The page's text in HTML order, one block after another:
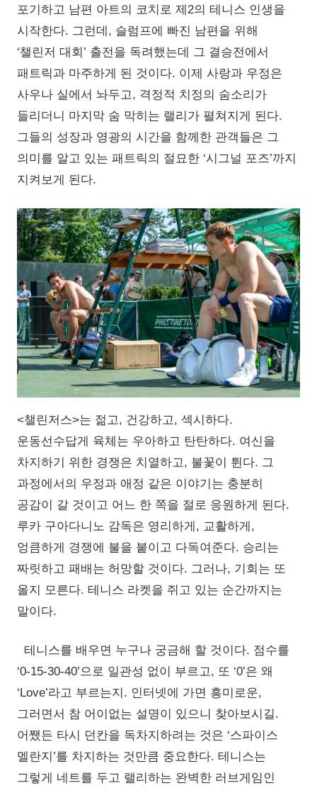
포기하고 남편 아트의 코치로 제2의 테니스 인생을
시작한다. 그런데, 슬럼프에 빠진 남편을 위해
‘챌린저 대회’ 출전을 독려했는데 그 결승전에서
패트릭과 마주하게 된 것이다. 이제 사랑과 우정은
사우나 실에서 놔두고, 격정적 치정의 숨소리가
들리더니 마지막 숨 막히는 랠리가 펼쳐지게 된다.
그들의 성장과 영광의 시간을 함께한 관객들은 그
의미를 알고 있는 패트릭의 절묘한 ‘시그널 포즈’까지
지켜보게 된다.
<챌린저스>는 젊고, 건강하고, 섹시하다.
운동선수답게 육체는 우아하고 탄탄하다. 여신을
차지하기 위한 경쟁은 치열하고, 불꽃이 튄다. 그
과정에서의 우정과 애정 같은 이야기는 충분히
공감이 갈 것이고 어느 한 쪽을 절로 응원하게 된다.
루카 구아다니노 감독은 영리하게, 교활하게,
엉큼하게 경쟁에 불을 붙이고 다독여준다. 승리는
짜릿하고 패배는 허망할 것이다. 그러나, 기회는 또
올지 모른다. 테니스 라켓을 쥐고 있는 순간까지는
말이다.
테니스를 배우면 누구나 궁금해 할 것이다. 점수를
‘0-15-30-40’으로 일관성 없이 부르고, 또 ‘0’은 왜
‘Love’라고 부르는지. 인터넷에 가면 흥미로운,
그러면서 참 어이없는 설명이 있으니 찾아보시길.
어쨌든 타시 던칸을 독차지하려는 것은 ‘스파이스
멜란지’를 차지하는 것만큼 중요한다. 테니스는
그렇게 네트를 두고 랠리하는 완벽한 러브게임인